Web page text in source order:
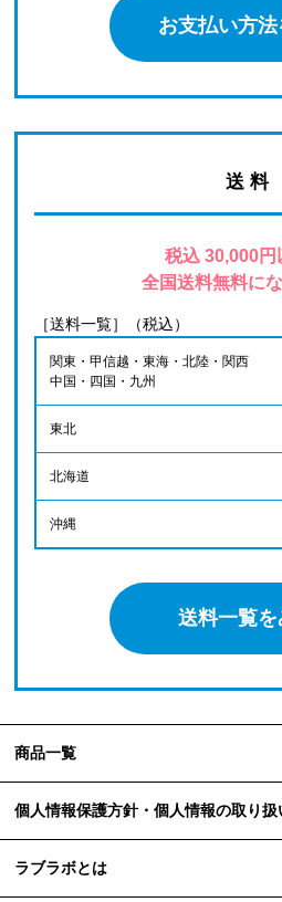
お支払い方
送 料
税込 30,000円
全国送料無料にな
［送料一覧］（税込）
関東・甲信越・東海・北陸・関西
中国・四国・九州
東北
北海道
沖縄
送料一覧を
商品一覧
個人情報保護方針・個人情報の取り扱
ラブラボとは